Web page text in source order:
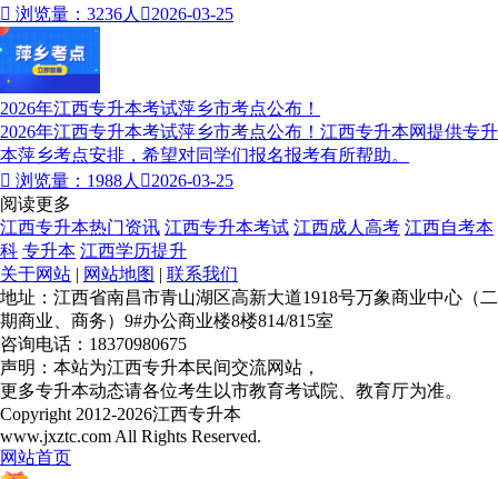
 浏览量：3236人 2026-03-25
2026年江西专升本考试萍乡市考点公布！
2026年江西专升本考试萍乡市考点公布！江西专升本网提供专升
本萍乡考点安排，希望对同学们报名报考有所帮助。
 浏览量：1988人 2026-03-25
阅读更多
江西专升本热门资讯 江西专升本考试 江西成人高考 江西自考本
科 专升本 江西学历提升
关于网站 | 网站地图 | 联系我们
地址：江西省南昌市青山湖区高新大道1918号万象商业中心（二
期商业、商务）9#办公商业楼8楼814/815室
咨询电话：18370980675
声明：本站为江西专升本民间交流网站，
更多专升本动态请各位考生以市教育考试院、教育厅为准。
Copyright 2012-2026江西专升本
www.jxztc.com All Rights Reserved.
网站首页